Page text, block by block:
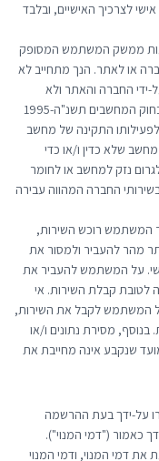
לצרכיך האישיים, ובלבד
ממשק המשתמש המסופק
או לאתר. הנך מתחייב לא
ידי החברה והאתר ולא
לעשות כל פעולה המהווה עבירת מחשב כמפורט בחוק המחשבים תשנ"ה-1995
התקינה של מחשב
שלא כדין ו/או כדי
נזק למחשב או לחומר
החברה המהווה עבירה
המשתמש רוכש השירות,
מהר להעביר ולמסור את
על המשתמש להעביר את
לטובת קבלת השירות. אי
של המשתמש לקבל את השירות,
מסירת נתונים ו/או
שנקבע אינה מחייבת את
על-ידך בעת ההרשמה
כאמור ("דמי המנוי").
דמי המנוי, ודמי המנוי